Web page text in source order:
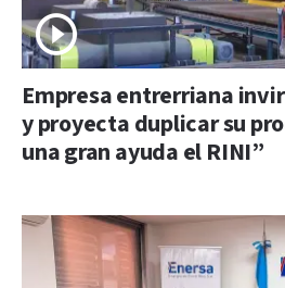
Empresa entrerriana
y proyecta duplicar su
una gran ayuda el RINI”